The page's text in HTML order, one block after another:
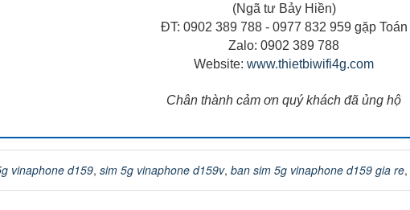
(Ngã tư Bảy Hiền)
ĐT: 0902 389 788 - 0977 832 959 gặp Toán
Zalo: 0902 389 788
Website:www.thietbiwifi4g.com
Chân thành cảm ơn quý khách đã ủng hộ
vinaphone d159, sim 5g vinaphone d159v, ban sim 5g vinaphone d159 gia re,